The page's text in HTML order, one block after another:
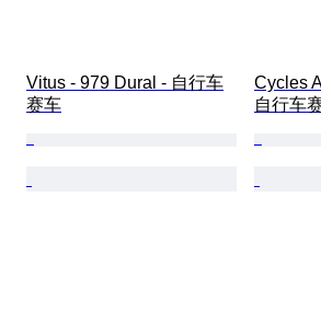
Vitus - 979 Dural - 自行车
赛车
Cycles
自行车